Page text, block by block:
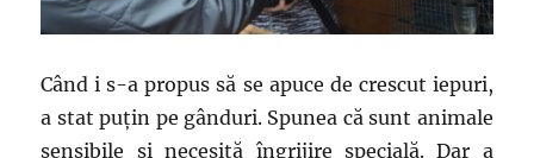
Când i s-a propus să se apuce de crescut iepuri,
a stat puțin pe gânduri. Spunea că sunt animale
sensibile și necesită îngrijire specială. Dar a